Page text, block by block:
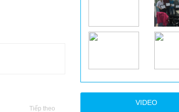
Tiếp theo
VIDEO